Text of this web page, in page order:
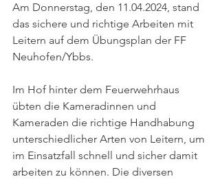
Am Donnerstag, den 11.04.2024, stand
das sichere und richtige Arbeiten mit
Leitern auf dem Übungsplan der FF
Neuhofen/Ybbs.
Im Hof hinter dem Feuerwehrhaus
übten die Kameradinnen und
Kameraden die richtige Handhabung
unterschiedlicher Arten von Leitern, um
im Einsatzfall schnell und sicher damit
arbeiten zu können. Die diversen